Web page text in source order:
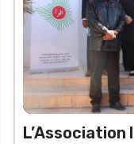
L’Association